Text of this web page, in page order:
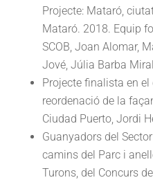
Projecte: Mataró,
Mataró. 2018. Equip
SCOB, Joan Alomar,
Jové, Júlia Barba
Projecte finalista en el
reordenació de la
Ciudad Puerto, Jordi
Guanyadors del
camins del Parc i
Turons, del Concurs